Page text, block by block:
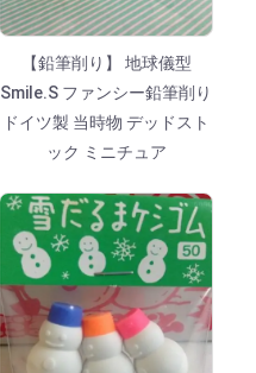
【鉛筆削り】 地球儀型
Smile.S ファンシー鉛筆削り
ドイツ製 当時物 デッドスト
ック ミニチュア